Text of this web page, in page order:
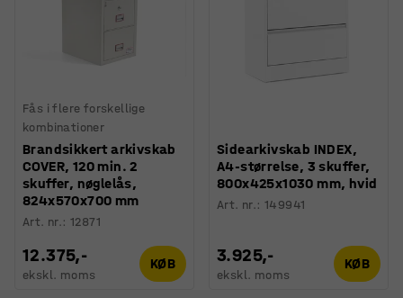
Fås i flere forskellige
kombinationer
Brandsikkert arkivskab
COVER, 120 min. 2
skuffer, nøglelås,
824x570x700 mm
Art. nr.:12871
12.375,-
ekskl. moms
KØB
Sidearkivskab INDEX,
A4-størrelse, 3 skuffer,
800x425x1030 mm, hvid
Art. nr.:149941
3.925,-
ekskl. moms
KØB